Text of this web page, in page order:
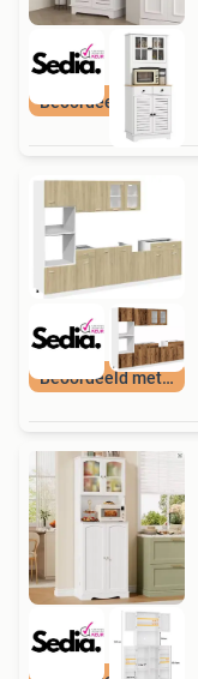
Beoordeeld met 9+
Beoordeeld met 9+